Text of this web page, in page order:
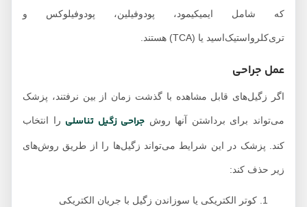
که شامل ایمیکیمود، پودوفیلین، پودوفیلوکس و
تری‌کلرواستیک‌اسید یا (TCA) هستند.
عمل جراحی
اگر زگیل‌های قابل مشاهده با گذشت زمان از بین نرفتند، پزشک
می‌تواند برای برداشتن آنها روش جراحی زگیل تناسلیرا انتخاب
کند. پزشک در این شرایط می‌تواند زگیل‌ها را از طریق روش‌های
زیر حذف کند:
کوتر الکتریکی یا سوزاندن زگیل با جریان الکتریکی